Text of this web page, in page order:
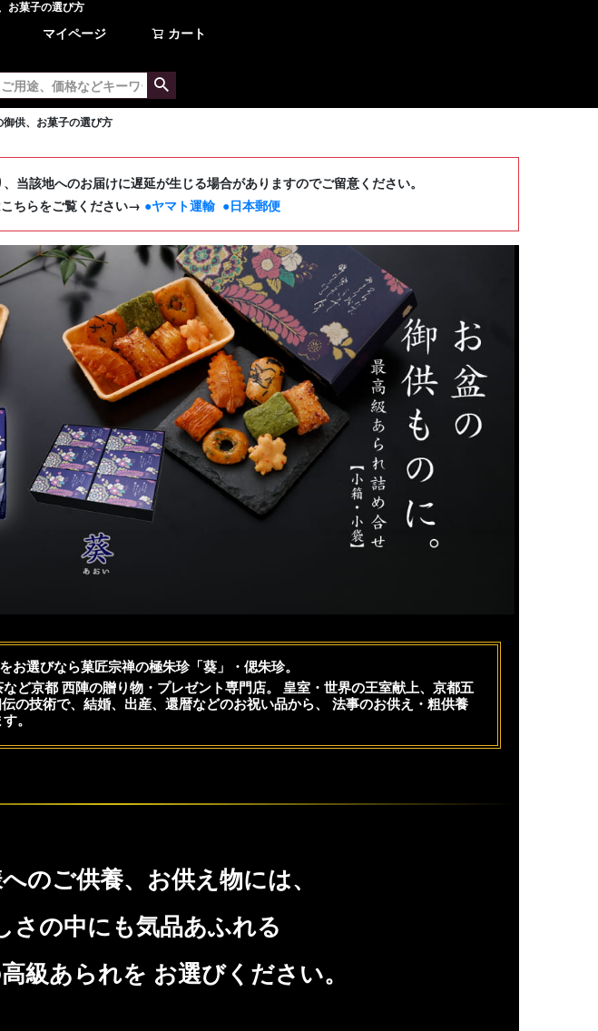
お菓子の選び方
マイページ カート
供、お菓子の選び方
当該地へのお届けに遅延が生じる場合がありますのでご留意ください。
ちらをご覧ください→ ●ヤマト運輸 ●日本郵便
選びなら菓匠宗禅の極朱珍「葵」・偲朱珍。
ど京都 西陣の贈り物・プレゼント専門店。 皇室・世界の王室献上、京都五
の技術で、結婚、出産、還暦などのお祝い品から、 法事のお供え・粗供養
。
のご供養、お供え物には、
さの中にも気品あふれる
級あられを お選びください。